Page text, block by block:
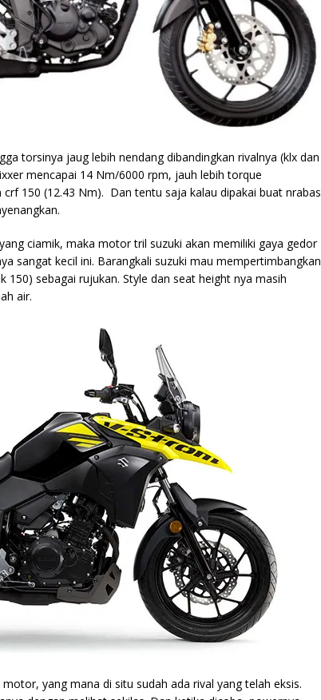
torsinya jaug lebih nendang dibandingkan rivalnya (klx dan
mencapai 14 Nm/6000 rpm, jauh lebih torque
150 (12.43 Nm). Dan tentu saja kalau dipakai buat nrabas
ciamik, maka motor tril suzuki akan memiliki gaya gedor
sangat kecil ini. Barangkali suzuki mau mempertimbangkan
150) sebagai rujukan. Style dan seat height nya masih
air.
yang mana di situ sudah ada rival yang telah eksis.